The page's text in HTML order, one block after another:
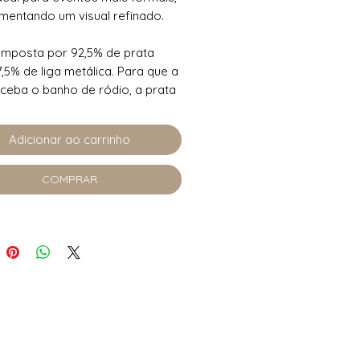
um visual refinado.
por 92,5% de prata
de liga metálica. Para que a
o banho de ródio, a prata
a fixação do banho, o que
mais resistente aos
oxidação.
Adicionar ao carrinho
COMPRAR